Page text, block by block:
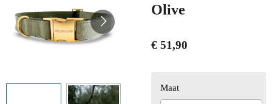
Olive
€ 51,90
Maat